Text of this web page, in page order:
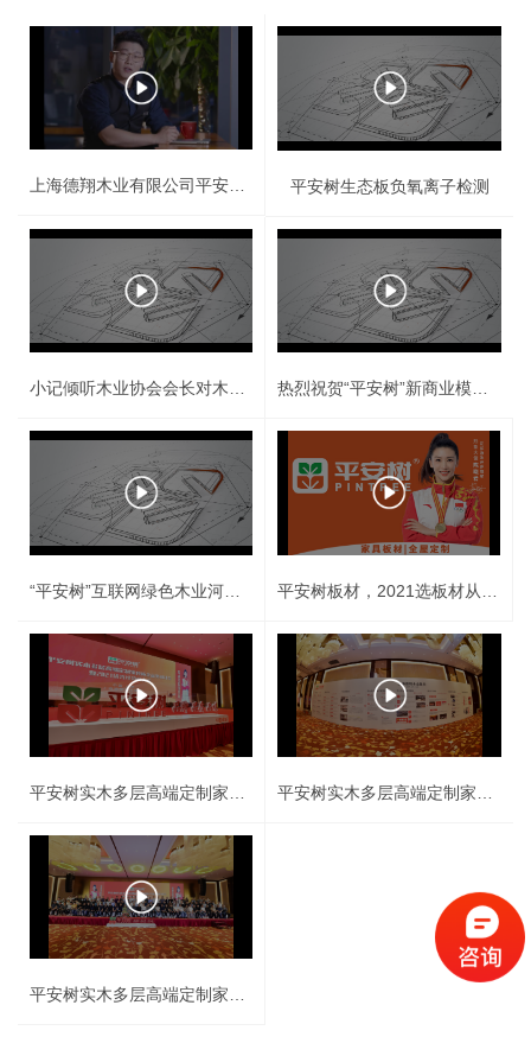
平安树生态板负氧离子检测
热烈祝贺“平安树”新商业模式首发大会圆满成功
平安树实木多层高端定制家具板全品类研讨会
平安树实木多层高端定制家具板全品类研讨会